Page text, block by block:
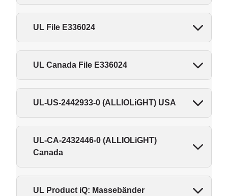
UL File E336024
UL Canada File E336024
UL-US-2442933-0 (ALLIOLiGHT) USA
UL-CA-2432446-0 (ALLIOLiGHT)
Canada
UL Product iQ: Massebänder